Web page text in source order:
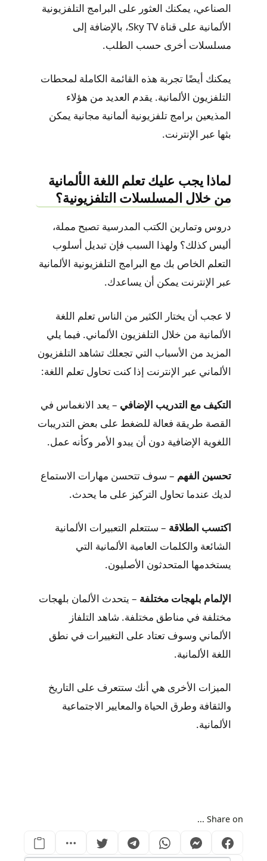
الصناعي، يمكنك العثور على البرامج التلفزيونية
الألمانية على قناة Sky TV، بالإضافة إلى
مسلسلات أخرى حسب الطلب.
يمكنك أيضًا تجربة هذه القائمة الكاملة لمحطات
التلفزيون الألمانية. يقدم العديد من هؤلاء
المذيعين برامج تلفزيونية ألمانية مجانية يمكن
بثها عبر الإنترنت.
لماذا يجب عليك تعلم اللغة الألمانية
من خلال المسلسلات التلفزيونية؟
دروس وتمارين الكتب المدرسية تصبح مملة،
أليس كذلك؟ ولهذا السبب فإن تبديل أسلوب
التعلم الخاص بك مع البرامج التلفزيونية الألمانية
عبر الإنترنت يمكن أن يساعدك.
لا عجب أن يختار الكثير من الناس تعلم اللغة
الألمانية من خلال التلفزيون الألماني. فيما يلي
المزيد من الأسباب التي تجعلك تشاهد التلفزيون
الألماني عبر الإنترنت إذا كنت تحاول تعلم اللغة:
التكيف مع التدريب الإضافي – يعد الانغماس في
القصة طريقة فعالة للضغط على بعض التدريبات
اللغوية الإضافية دون أن يبدو الأمر وكأنه عمل.
تحسين الفهم – سوف تتحسن مهارات الاستماع
لديك عندما تحاول التركيز على ما يحدث.
اكتسب الطلاقة – ستتعلم التعبيرات الألمانية
الشائعة والكلمات العامية الألمانية التي
يستخدمها المتحدثون الأصليون.
الإلمام بلهجات مختلفة – يتحدث الألمان بلهجات
مختلفة في مناطق مختلفة. شاهد التلفاز
الألماني وسوف تعتاد على التغييرات في نطق
اللغة الألمانية.
الميزات الأخرى هي أنك ستتعرف على التاريخ
والثقافة وطرق الحياة والمعايير الاجتماعية
الألمانية.
Share on ...